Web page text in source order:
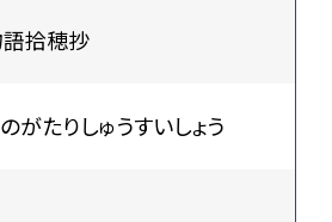
拾穂抄
がたりしゅうすいしょう